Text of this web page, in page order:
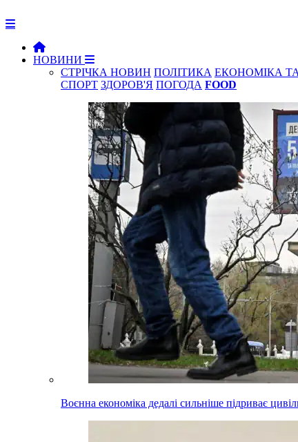
НОВИНИ
СТРІЧКА НОВИН ПОЛІТИКА ЕКОНОМІКА
СПОРТ ЗДОРОВ'Я ПОГОДА FOOD
Воєнна економіка дедалі сильніше підриває